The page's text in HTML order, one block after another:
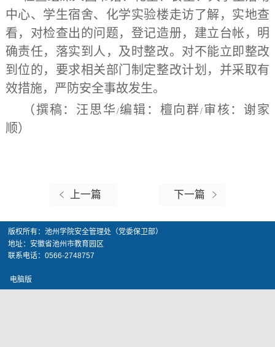
中心、学生宿舍、化学实验楼走访了解，实地查
看，对检查出的问题，登记造册，建立台帐，明
确责任，落实到人，及时整改。对不能立即整改
到位的，要求相关部门制定整改计划，并采取有
效措施，严防安全事故发生。
（撰稿：汪思华 /编辑：檀向群/ 审核：谢家
顺）
上一篇 下一篇
版权所有：池州学院安全管理处（党委保卫部）
地址：安徽省池州市教育园区
联系电话：0566-2748757
电脑版